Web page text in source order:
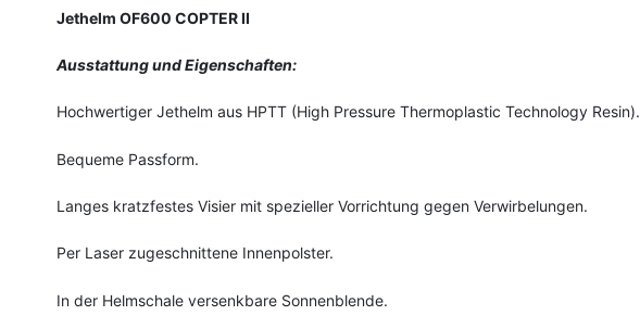
Jethelm OF600 COPTER II
Ausstattung und Eigenschaften:
Hochwertiger Jethelm aus HPTT (High Pressure Thermoplastic Technology Resin).
Bequeme Passform.
Langes kratzfestes Visier mit spezieller Vorrichtung gegen Verwirbelungen.
Per Laser zugeschnittene Innenpolster.
In der Helmschale versenkbare Sonnenblende.